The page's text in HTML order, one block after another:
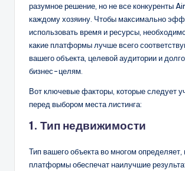
разумное решение, но не все конкуренты
каждому хозяину. Чтобы максимально
использовать время и ресурсы,
какие платформы лучше всего
вашего объекта, целевой аудитории и
бизнес-целям.
Вот ключевые факторы, которые следует
перед выбором места листинга:
1. Тип недвижимости
Тип вашего объекта во многом определяет,
платформы обеспечат наилучшие